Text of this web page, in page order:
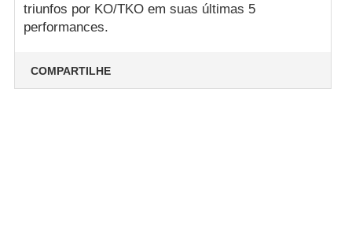
triunfos por KO/TKO em suas últimas 5
performances.
COMPARTILHE